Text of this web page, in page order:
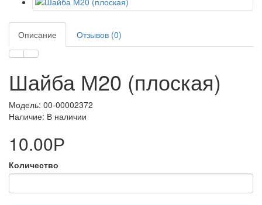
Описание Отзывов (0)
Шайба М20 (плоская)
Модель: 00-00002372
Наличие: В наличии
10.00Р
Количество